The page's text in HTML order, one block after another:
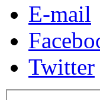
E-mail
Twitter